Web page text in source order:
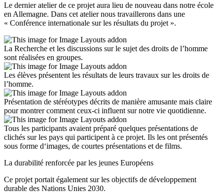
Le dernier atelier de ce projet aura lieu de nouveau dans notre école
en Allemagne. Dans cet atelier nous travaillerons dans une
« Conférence internationale sur les résultats du projet ».
La Recherche et les discussions sur le sujet des droits de l’homme
sont réalisées en groupes.
Les élèves présentent les résultats de leurs travaux sur les droits de
l’homme.
Présentation de stéréotypes décrits de manière amusante mais claire
pour montrer comment ceux-ci influent sur notre vie quotidienne.
Tous les participants avaient préparé quelques présentations de
clichés sur les pays qui participent à ce projet. Ils les ont présentés
sous forme d‘images, de courtes présentations et de films.
La durabilité renforcée par les jeunes Européens
Ce projet portait également sur les objectifs de développement
durable des Nations Unies 2030.